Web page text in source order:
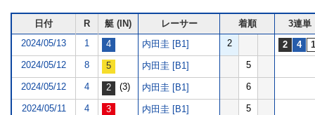
日付 R 艇 (IN) レーサー 着順
3連単
2024/05/13
1 内田圭 [B1] 2
2024/05/12 8 内田圭 [B1] 5
2024/05/12 4 (3) 内田圭 [B1] 6
2024/05/11 4 内田圭 [B1] 5